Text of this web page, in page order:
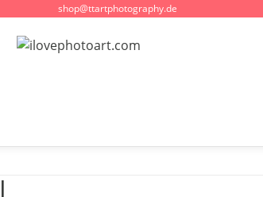
shop@ttartphotography.de